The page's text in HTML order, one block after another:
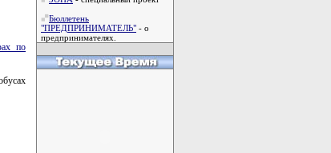
по
Бюллетень
"ПРЕДПРИНИМАТЕЛЬ" - о
предпринимателях.